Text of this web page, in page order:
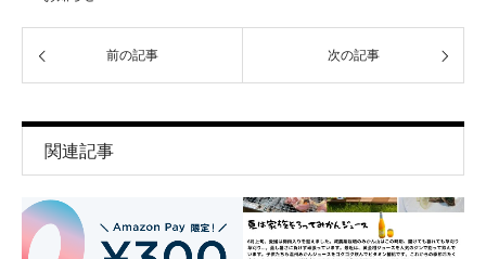
前の記事 次の記事
関連記事